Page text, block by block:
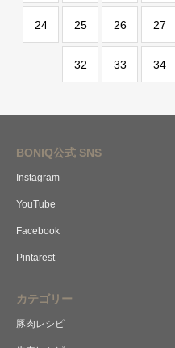
24 25 26 27
32 33 34
BONIQ公式 SNS
Instagram
YouTube
Facebook
Pintarest
カテゴリー
豚肉レシピ